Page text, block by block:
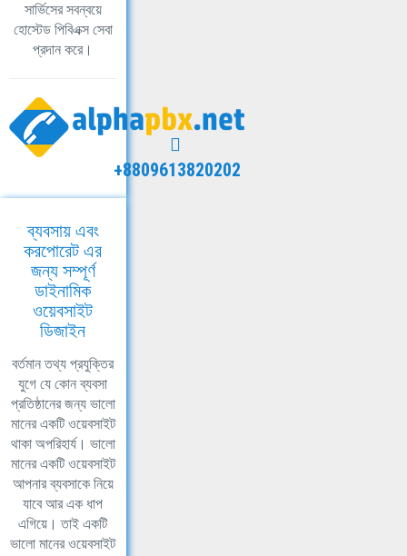
সার্ভিসের সবন্বয়ে
হোস্টেড পিবিএক্স সেবা
প্রদান করে।
+8809613820202
ব্যবসায় এবং
করপোরেট এর
জন্য সম্পূর্ণ
ডাইনামিক
ওয়েবসাইট
ডিজাইন
বর্তমান তথ্য প্রযুক্তির
যুগে যে কোন ব্যবসা
প্রতিষ্ঠানের জন্য ভালো
মানের একটি ওয়েবসাইট
থাকা অপরিহার্য। ভালো
মানের একটি ওয়েবসাইট
আপনার ব্যবসাকে নিয়ে
যাবে আর এক ধাপ
এগিয়ে। তাই একটি
ভালো মানের ওয়েবসাইট